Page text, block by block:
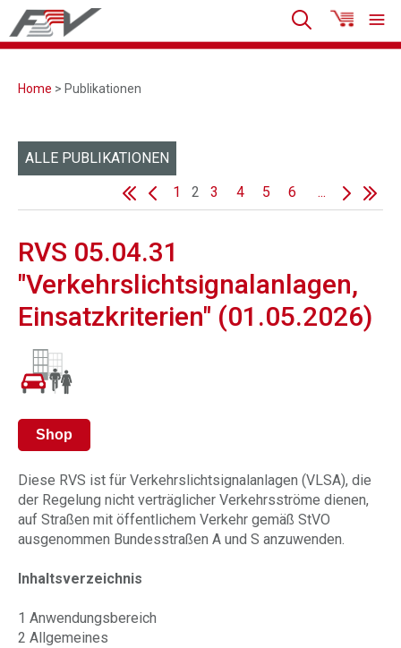
Home > Publikationen
ALLE PUBLIKATIONEN
1
2 3 4 5 6 ...
RVS 05.04.31
"Verkehrslichtsignalanlagen,
Einsatzkriterien" (01.05.2026)
Shop
Diese RVS ist für Verkehrslichtsignalanlagen (VLSA), die
der Regelung nicht verträglicher Verkehrsströme dienen,
auf Straßen mit öffentlichem Verkehr gemäß StVO
ausgenommen Bundesstraßen A und S anzuwenden.
Inhaltsverzeichnis
1 Anwendungsbereich
2 Allgemeines